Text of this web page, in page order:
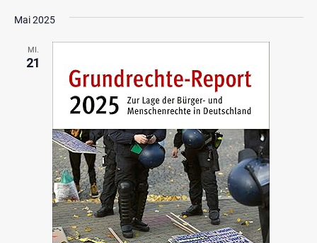
Mai 2025
MI.
21